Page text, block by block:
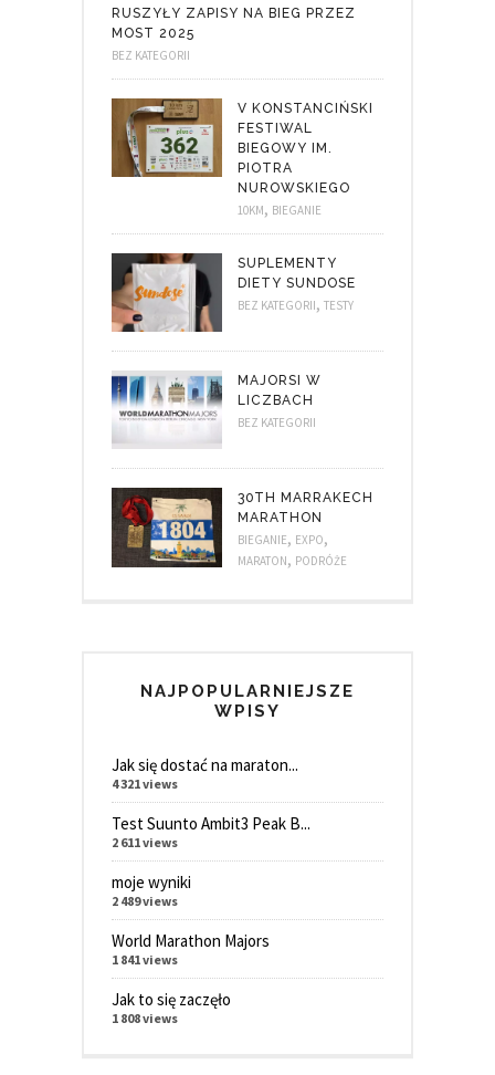
RUSZYŁY ZAPISY NA BIEG PRZEZ
MOST 2025
BEZ KATEGORII
V KONSTANCIŃSKI
FESTIWAL
BIEGOWY IM.
PIOTRA
NUROWSKIEGO
10KM, BIEGANIE
SUPLEMENTY
DIETY SUNDOSE
BEZ KATEGORII, TESTY
MAJORSI W
LICZBACH
BEZ KATEGORII
30TH MARRAKECH
MARATHON
BIEGANIE, EXPO,
MARATON, PODRÓŻE
NAJPOPULARNIEJSZE
WPISY
Jak się dostać na maraton...
4 321 views
Test Suunto Ambit3 Peak B...
2 611 views
moje wyniki
2 489 views
World Marathon Majors
1 841 views
Jak to się zaczęło
1 808 views